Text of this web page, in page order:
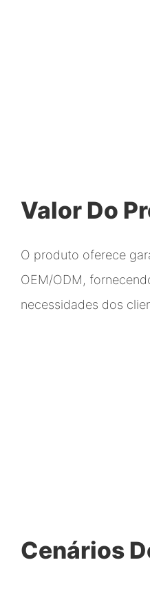
Valor Do
O produto oferece
OEM/ODM,
necessidades dos
Cenários